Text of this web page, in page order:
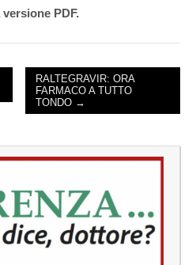
PDF.
RALTEGRAVIR: ORA
FARMACO A TUTTO
TONDO →